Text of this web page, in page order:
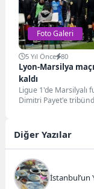
Foto Galeri
5 Yıl Önce 80
Lyon-Marsilya
kaldı
Ligue 1'de Marsilyalı
Dimitri Payet'e
maçı...
Diğer Yazılar
İstanbul’un